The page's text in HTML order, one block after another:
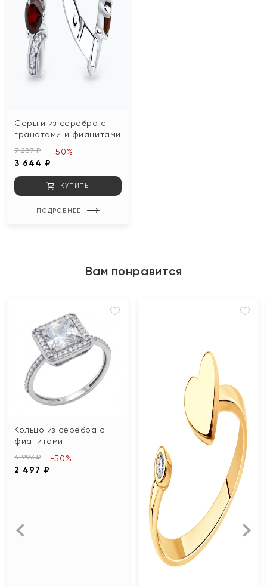
Серьги из серебра с
гранатами и фианитами
7 287 ₽
3 644 ₽
-50%
КУПИТЬ
ПОДРОБНЕЕ
Вам понравится
Кольцо из серебра с
фианитами
4 993 ₽
2 497 ₽
-50%